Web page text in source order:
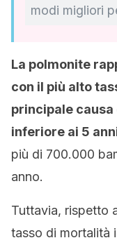
modi migliori
La polmonite
con il più alto
principale
inferiore ai 5
più di 700.000
anno.
Tuttavia, rispetto
tasso di mortalità